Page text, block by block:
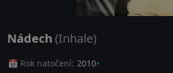
Nádech (Inhale)
📅 Rok natočení: 2010